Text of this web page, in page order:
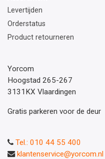
Levertijden
Orderstatus
Product retourneren
Yorcom
Hoogstad 265-267
3131KX Vlaardingen
Gratis parkeren voor de deur
Tel.: 010 44 55 400
klantenservice@yorcom.nl